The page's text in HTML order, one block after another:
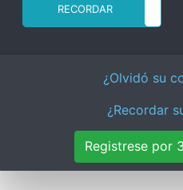
RECORDAR
¿Olvidó su
¿Recordar
Registrese por